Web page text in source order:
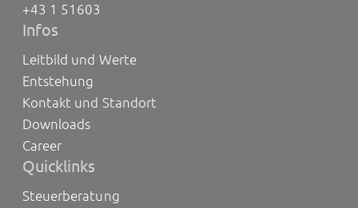
+43 1 51603
Infos
Leitbild und Werte
Entstehung
Kontakt und Standort
Downloads
Career
Quicklinks
Steuerberatung